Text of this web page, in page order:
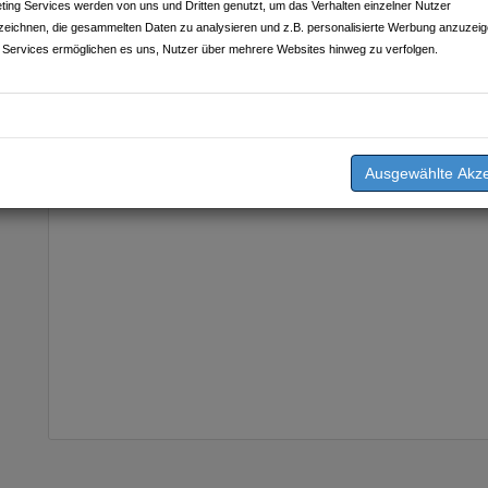
Services werden von uns und Dritten genutzt, um das Verhalten einzelner Nutzer
die gesammelten Daten zu analysieren und z.B. personalisierte Werbung
ermöglichen es uns, Nutzer über mehrere Websites hinweg zu verfolgen.